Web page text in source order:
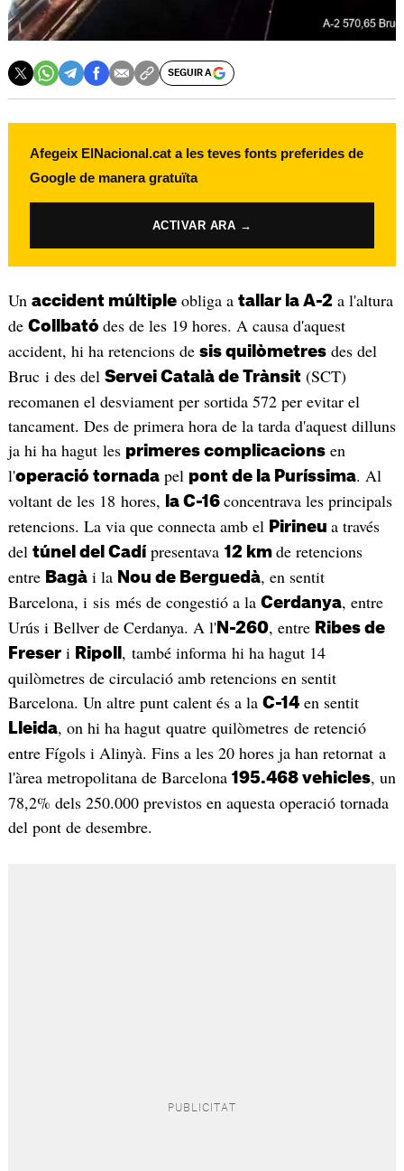
SEGUIR A
Afegeix ElNacional.cat a les teves fonts preferides de
Google de manera gratuïta
ACTIVAR ARA →
Un accident múltipleobliga a tallar la A-2 a l'altura
de Collbató des de les 19 hores. A causa d'aquest
accident, hi ha retencions de sis quilòmetresdes del
Bruc i des del Servei Català de Trànsit(SCT)
recomanen el desviament per sortida 572 per evitar el
tancament. Des de primera hora de la tarda d'aquest dilluns
ja hi ha hagut les primeres complicacionsen
l'operació tornadapel pont de la Puríssima. Al
voltant de les 18 hores,
la C-16 concentrava les principals
retencions. La via que connecta amb el Pirineu a través
del túnel del Cadípresentava 12 km de retencions
entre Bagài la Nou de Berguedà, en sentit
Barcelona, i sis més de congestió a la Cerdanya, entre
Urús i Bellver de Cerdanya. A l'N-260, entre Ribes de
Freseri Ripoll , també informa hi ha hagut 14
quilòmetres de circulació amb retencions en sentit
Barcelona. Un altre punt calent és a la C-14en sentit
Lleida, on hi ha hagut quatre quilòmetres de retenció
entre Fígols i Alinyà. Fins a les 20 hores ja han retornat a
l'àrea metropolitana de Barcelona 195.468 vehicles, un
78,2% dels 250.000 previstos en aquesta operació tornada
del pont de desembre.